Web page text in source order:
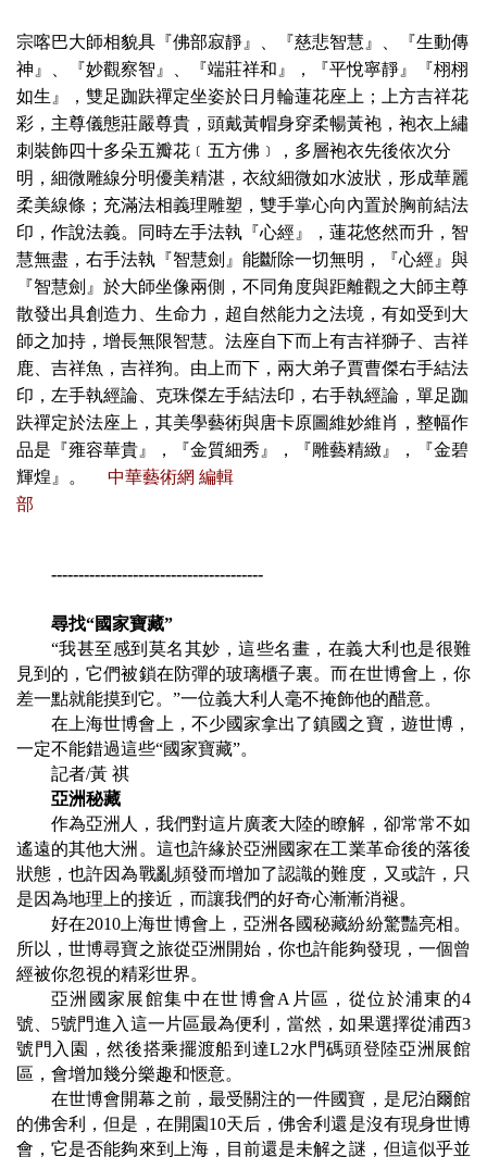
宗喀巴大師相貌具『佛部寂靜』、『慈悲智慧』、『生動傳
神』、『妙觀察智』、『端莊祥和』，『平悅寧靜』『栩栩
如生』，雙足跏趺禪定坐姿於日月輪蓮花座上；上方吉祥花
彩，主尊儀態莊嚴尊貴，頭戴黃帽身穿柔暢黃袍，袍衣上繡
刺裝飾四十多朵五瓣花﹝五方佛﹞，多層袍衣先後依次分
明，細微雕線分明優美精湛，衣紋細微如水波狀，形成華麗
柔美線條；充滿法相義理雕塑，雙手掌心向內置於胸前結法
印，作說法義。同時左手法執『心經』，蓮花悠然而升，智
慧無盡，右手法執『智慧劍』能斷除一切無明，『心經』與
『智慧劍』於大師坐像兩側，不同角度與距離觀之大師主尊
散發出具創造力、生命力，超自然能力之法境，有如受到大
師之加持，增長無限智慧。法座自下而上有吉祥獅子、吉祥
鹿、吉祥魚，吉祥狗。由上而下，兩大弟子賈曹傑右手結法
印，左手執經論、克珠傑左手結法印，右手執經論，單足跏
趺禪定於法座上，其美學藝術與唐卡原圖維妙維肖，整幅作
品是『雍容華貴』，『金質細秀』，『雕藝精緻』，『金碧
輝煌』。
中華藝術網 編輯
部
---------------------------------------
尋找“國家寶藏”
“我甚至感到莫名其妙，這些名畫，在義大利也是很難
見到的，它們被鎖在防彈的玻璃櫃子裏。而在世博會上，你
差一點就能摸到它。 ”一位義大利人毫不掩飾他的醋意。
在上海世博會上，不少國家拿出了鎮國之寶，遊世博，
一定不能錯過這些“國家寶藏”。
記者/黃 祺
亞洲秘藏
作為亞洲人，我們對這片廣袤大陸的瞭解，卻常常不如
遙遠的其他大洲。這也許緣於亞洲國家在工業革命後的落後
狀態，也許因為戰亂頻發而增加了認識的難度，又或許，只
是因為地理上的接近，而讓我們的好奇心漸漸消褪。
好在2010 上海世博會上，亞洲各國秘藏紛紛驚豔亮相。
所以，世博尋寶之旅從亞洲開始，你也許能夠發現，一個曾
經被你忽視的精彩世界。
亞洲國家展館集中在世博會A 片區，從位於浦東的4
號、 5號門進入這一片區最為便利，當然，如果選擇從浦西3
號門入園，然後搭乘擺渡船到達L2水門碼頭登陸亞洲展館
區，會增加幾分樂趣和愜意。
在世博會開幕之前，最受關注的一件國寶，是尼泊爾館
的佛舍利，但是，在開園 10天后，佛舍利還是沒有現身世博
會，它是否能夠來到上海，目前還是未解之謎，但這似乎並